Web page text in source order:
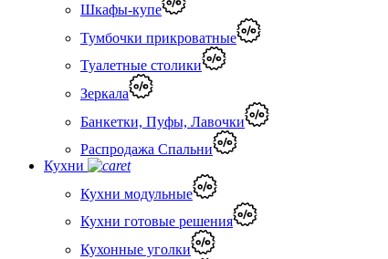
Шкафы-купе
Тумбочки прикроватные
Туалетные столики
Зеркала
Банкетки, Пуфы, Лавочки
Распродажа Спальни
Кухни
Кухни модульные
Кухни готовые решения
Кухонные уголки